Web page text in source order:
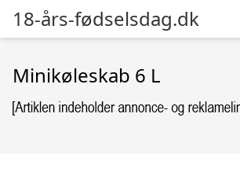
18-års-fødselsdag.dk
Minikøleskab 6 L